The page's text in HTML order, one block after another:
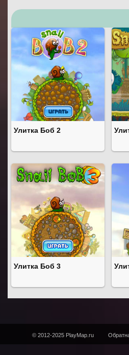
Улитка Боб 2
Улитка Боб 3
© 2012-2025 PlayMap.ru